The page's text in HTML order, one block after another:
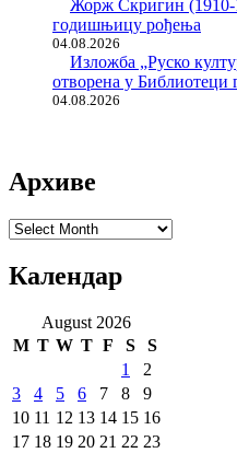
Жорж Скригин (1910-
годишњицу рођења
04.08.2026
Изложба „Руско
отворена у Библиотеци
04.08.2026
Архиве
Архиве
Календар
August 2026
M T W T F S
S
1
2
3
4 5 6 7 8
9
10 11 12 13 14 15 16
17 18 19 20 21 22 23